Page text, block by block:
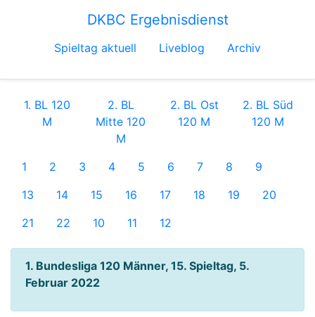
DKBC Ergebnisdienst
Spieltag aktuell Liveblog Archiv
1. BL 120
M
2. BL
Mitte 120
M
2. BL Ost
120 M
2. BL Süd
120 M
1 2 3 4 5 6 7 8
9
13
14 15 16 17 18 19
20
21
22 10 11 12
1. Bundesliga 120 Männer, 15. Spieltag, 5.
Februar 2022